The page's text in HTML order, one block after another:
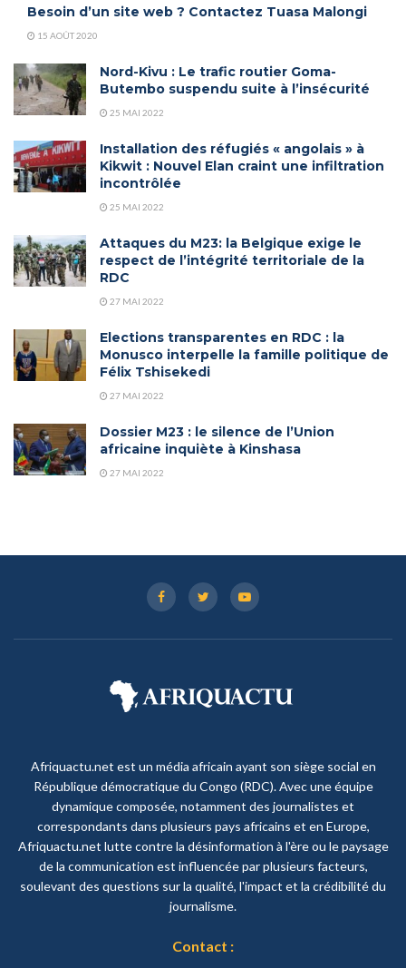
Besoin d’un site web ? Contactez Tuasa Malongi
15 AOÛT 2020
Nord-Kivu : Le trafic routier Goma-
Butembo suspendu suite à l’insécurité
25 MAI 2022
Installation des réfugiés « angolais » à
Kikwit : Nouvel Elan craint une infiltration
incontrôlée
25 MAI 2022
Attaques du M23: la Belgique exige le
respect de l’intégrité territoriale de la
RDC
27 MAI 2022
Elections transparentes en RDC : la
Monusco interpelle la famille politique de
Félix Tshisekedi
27 MAI 2022
Dossier M23 : le silence de l’Union
africaine inquiète à Kinshasa
27 MAI 2022
Afriquactu.net est un média africain ayant son siège social en
République démocratique du Congo (RDC). Avec une équipe
dynamique composée, notamment des journalistes et
correspondants dans plusieurs pays africains et en Europe,
Afriquactu.net lutte contre la désinformation à l'ère ou le paysage
de la communication est influencée par plusieurs facteurs,
soulevant des questions sur la qualité, l'impact et la crédibilité du
journalisme.
Contact :